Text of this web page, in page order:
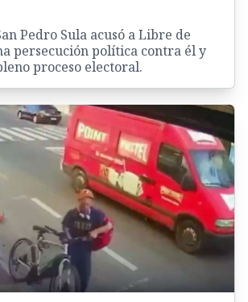
Pedro Sula acusó a Libre de
persecución política contra él y
proceso electoral.